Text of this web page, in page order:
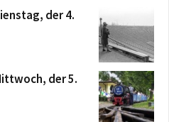
der 4.
der 5.